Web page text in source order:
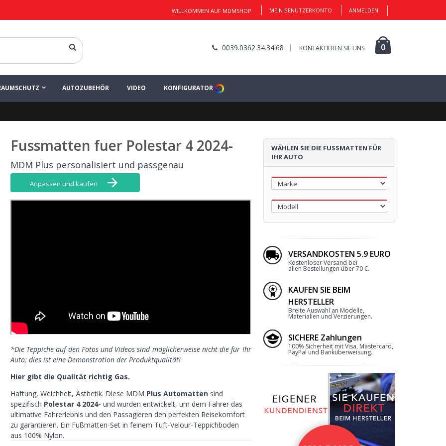
MEIN BENUTZERKONTO ANMELDEN
WILLKOMMEN AUF MDMSHOP
0039.0362.34.34.68 KONTAKTIEREN SIE UNS 0
AUTOZUBEHÖR VIDEO KONFIGURATOR
Fussmatten fuer Polestar 4 2024-
MDM Plus personalisiert und passgenau
Anpassen und kaufen
*Die Teppiche auf den Fotos und Videos sind möglicherweise nicht die für Ihr
Auto; dies ist eine Demonstration der Produktqualität!
Hier gibt die Qualität richtig Gas.
Haftung, Weichheit, Ästhetik. Diese MDM Plus Automattensind
spezifisch Polestar 4 2024- und wurden entwickelt, um dem Fahrer das
ultimative Fahrerlebnis und den Passagieren den perfekten Reisekomfort
zu garantieren. Ein Fußmatten-Set in feinem Tuft-Velour-Teppichboden
aus 100% Nylon.
FUSSMATTE
Klicken Sie hier, um zu starten
RANDEINFASSUNG
WÄHLEN SIE DIE FUSSMATTEN FÜR I
HR AUTO
VERSANDKOSTEN 5.9 EURO
Kostenloser Versand bei
allen Bestellungen über 70 €.
KAUFEN SIE BEIM
HERSTELLER
Breite Auswahl an Modelle,
Materialien und Verzierungen.
SICHERE Zahlungen
100% Sicherheit mit Visa, Mastercard,
PayPal und Banküberweisung.